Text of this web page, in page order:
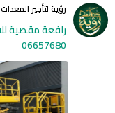
رؤية لتأجير المعدات
06657680